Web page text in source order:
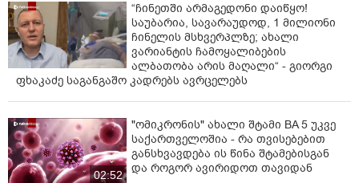
“ჩინეთში არმაგედონი დაიწყო!
საუბარია, სავარაუდოდ, 1 მილიონი
ჩინელის მსხვერპლზე; ახალი
ვარიანტის ჩამოყალიბების
ალბათობა არის მაღალი“ - გიორგი
ფხაკაძე საგანგაშო კადრებს ავრცელებს
02:52
"ომიკრონის" ახალი შტამი BA 5 უკვე
საქართველოშია - რა თვისებებით
განსხვავდება ის წინა შტამებისგან
და როგორ ავირიდოთ თავიდან